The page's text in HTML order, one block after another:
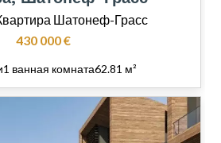
Шатонеф-Грасс
430 000 €
1 ванная комната62.81 м²